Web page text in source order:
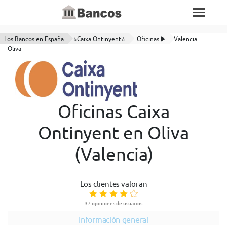
Los Bancos en España ⭐Caixa Ontinyent⭐ Oficinas ▶️
Valencia
Oliva
Oficinas Caixa
Ontinyent en Oliva
(Valencia)
Los clientes valoran
37 opiniones de usuarios
Información general